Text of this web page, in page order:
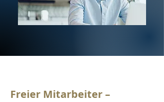
Freier Mitarbeiter –